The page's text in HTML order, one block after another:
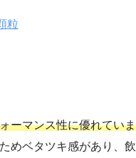
粒
ーマンス性に優れていま
めベタツキ感があり、飲